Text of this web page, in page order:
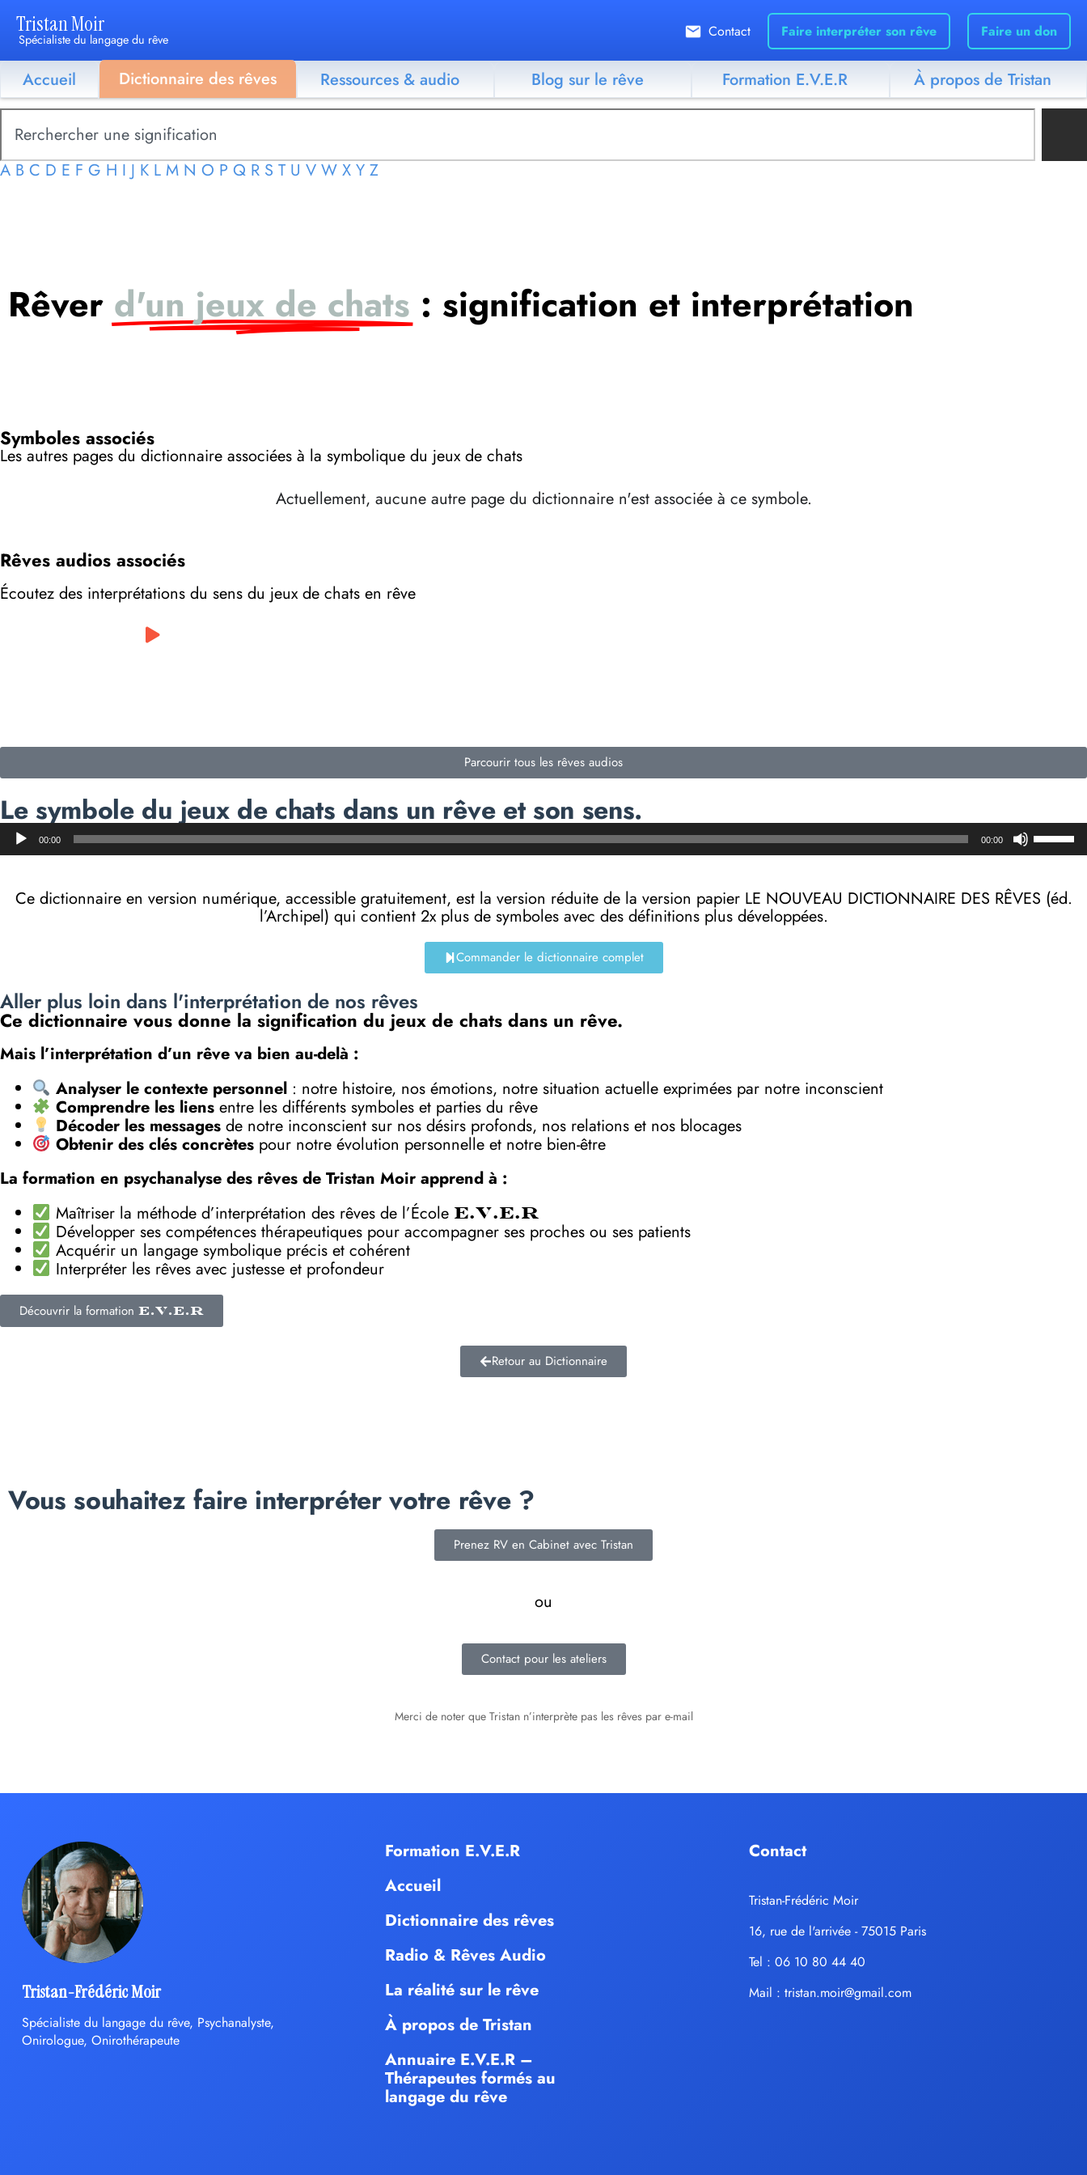
Tristan Moir
Spécialiste du langage du rêve Contact Faire interpréter son rêve Faire un don
Accueil Dictionnaire des rêves Ressources & audio Blog sur le rêve Formation E.V.E.R À propos de Tristan
A B C D E F G H I J K L M N O P Q R S T U V W X Y Z
Rêver d'un jeux de chats : signification et interprétation
Symboles associés
Les autres pages du dictionnaire associées à la symbolique du jeux de chats
Actuellement, aucune autre page du dictionnaire n'est associée à ce symbole.
Rêves audios associés
Écoutez des interprétations du sens du jeux de chats en rêve
Parcourir tous les rêves audios
Le symbole du jeux de chats dans un rêve et son sens.
Lecteur
audio00:00 00:00
haut/
pour
Ce dictionnaire en version numérique, accessible gratuitement, est la version réduite de la version papier LE NOUVEAU DICTIONNAIRE DES RÊVES (éd.
l’Archipel) qui contient 2x plus de symboles avec des définitions plus développées.
Commander le dictionnaire complet
Aller plus loin dans l'interprétation de nos rêves
Ce dictionnaire vous donne la signification du jeux de chats dans un rêve.
Mais l’interprétation d’un rêve va bien au-delà :
Analyser le contexte personnel: notre histoire, nos émotions, notre situation actuelle exprimées par notre inconscient
Comprendre les liensentre les différents symboles et parties du rêve
Décoder les messagesde notre inconscient sur nos désirs profonds, nos relations et nos blocages
Obtenir des clés concrètespour notre évolution personnelle et notre bien-être
La formation en psychanalyse des rêves de Tristan Moir apprend à :
Maîtriser la méthode d’interprétation des rêves de l’École E.V.E.R
Développer ses compétences thérapeutiques pour accompagner ses proches ou ses patients
Acquérir un langage symbolique précis et cohérent
Interpréter les rêves avec justesse et profondeur
Découvrir la formation E.V.E.R
Retour au Dictionnaire
Vous souhaitez faire interpréter votre rêve ?
Prenez RV en Cabinet avec Tristan
ou
Contact pour les ateliers
Merci de noter que Tristan n’interprète pas les rêves par e-mail
Tristan-Frédéric Moir
Spécialiste du langage du rêve, Psychanalyste,
Onirologue, Onirothérapeute
Formation E.V.E.R
Accueil
Dictionnaire des rêves
Radio & Rêves Audio
La réalité sur le rêve
À propos de Tristan
Annuaire E.V.E.R –
Thérapeutes formés au
langage du rêve
Contact
Tristan-Frédéric Moir
16, rue de l'arrivée - 75015 Paris
Tel : 06 10 80 44 40
Mail :tristan.moir@gmail.com